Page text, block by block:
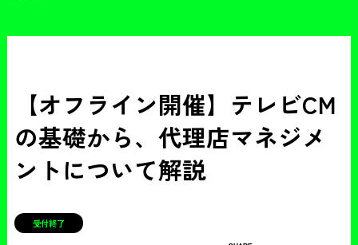
【オフライン開催】テレビCM
の基礎から、代理店マネジメ
ントについて解説
受付終了